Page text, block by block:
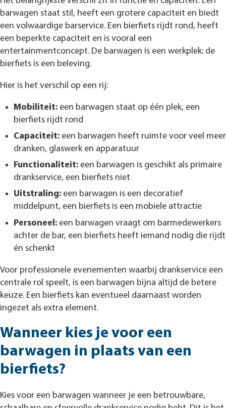
barwagen staat stil, heeft een grotere capaciteit en biedt
een volwaardige barservice. Een bierfiets rijdt rond, heeft
een beperkte capaciteit en is vooral een
entertainmentconcept. De barwagen is een werkplek; de
bierfiets is een beleving.
Hier is het verschil op een rij:
Mobiliteit: een barwagen staat op één plek, een
bierfiets rijdt rond
Capaciteit: een barwagen heeft ruimte voor veel meer
dranken, glaswerk en apparatuur
Functionaliteit: een barwagen is geschikt als primaire
drankservice, een bierfiets niet
Uitstraling: een barwagen is een decoratief
middelpunt, een bierfiets is een mobiele attractie
Personeel: een barwagen vraagt om barmedewerkers
achter de bar, een bierfiets heeft iemand nodig die rijdt
én schenkt
Voor professionele evenementen waarbij drankservice een
centrale rol speelt, is een barwagen bijna altijd de betere
keuze. Een bierfiets kan eventueel daarnaast worden
ingezet als extra element.
Wanneer kies je voor een
barwagen in plaats van een
bierfiets?
Kies voor een barwagen wanneer je een betrouwbare,